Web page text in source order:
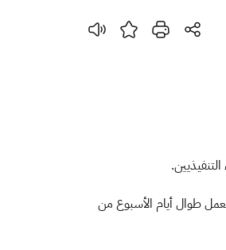
والبلاغات التي تخص البرامج التي تعمل عليها الهيئة وذلك بتفعيل رقم الاتصال الموحد للعملاء 19993 والذي يعمل طوال أيام الأسبوع من